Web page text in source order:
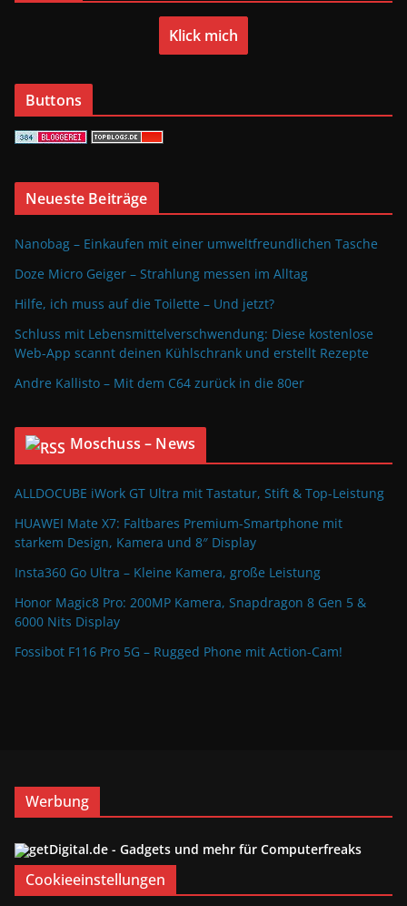
Klick mich
Buttons
Neueste Beiträge
Nanobag – Einkaufen mit einer umweltfreundlichen Tasche
Doze Micro Geiger – Strahlung messen im Alltag
Hilfe, ich muss auf die Toilette – Und jetzt?
Schluss mit Lebensmittelverschwendung: Diese kostenlose
Web-App scannt deinen Kühlschrank und erstellt Rezepte
Andre Kallisto – Mit dem C64 zurück in die 80er
Moschuss – News
ALLDOCUBE iWork GT Ultra mit Tastatur, Stift & Top-Leistung
HUAWEI Mate X7: Faltbares Premium-Smartphone mit
starkem Design, Kamera und 8″ Display
Insta360 Go Ultra – Kleine Kamera, große Leistung
Honor Magic8 Pro: 200MP Kamera, Snapdragon 8 Gen 5 &
6000 Nits Display
Fossibot F116 Pro 5G – Rugged Phone mit Action-Cam!
Werbung
Cookieeinstellungen